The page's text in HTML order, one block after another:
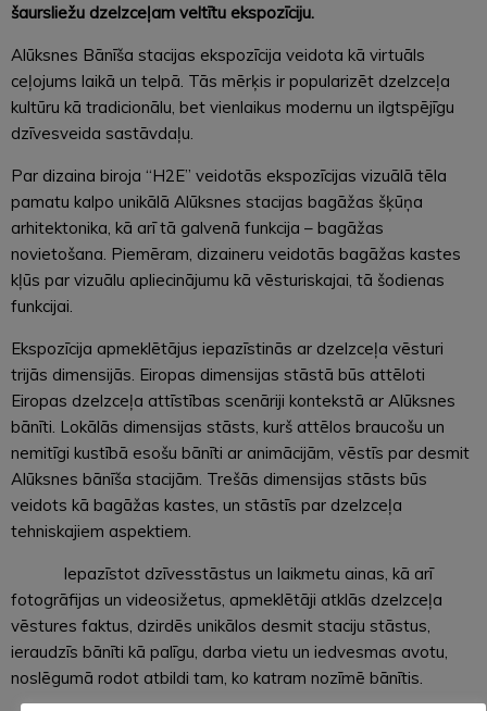
šaursliežu dzelzceļam veltītu ekspozīciju.
Alūksnes Bānīša stacijas ekspozīcija veidota kā virtuāls
ceļojums laikā un telpā. Tās mērķis ir popularizēt dzelzceļa
kultūru kā tradicionālu, bet vienlaikus modernu un ilgtspējīgu
dzīvesveida sastāvdaļu.
Par dizaina biroja “H2E” veidotās ekspozīcijas vizuālā tēla
pamatu kalpo unikālā Alūksnes stacijas bagāžas šķūņa
arhitektonika, kā arī tā galvenā funkcija – bagāžas
novietošana. Piemēram, dizaineru veidotās bagāžas kastes
kļūs par vizuālu apliecinājumu kā vēsturiskajai, tā šodienas
funkcijai.
Ekspozīcija apmeklētājus iepazīstinās ar dzelzceļa vēsturi
trijās dimensijās. Eiropas dimensijas stāstā būs attēloti
Eiropas dzelzceļa attīstības scenāriji kontekstā ar Alūksnes
bānīti. Lokālās dimensijas stāsts, kurš attēlos braucošu un
nemitīgi kustībā esošu bānīti ar animācijām, vēstīs par desmit
Alūksnes bānīša stacijām. Trešās dimensijas stāsts būs
veidots kā bagāžas kastes, un stāstīs par dzelzceļa
tehniskajiem aspektiem.
Iepazīstot dzīvesstāstus un laikmetu ainas, kā arī
fotogrāfijas un videosižetus, apmeklētāji atklās dzelzceļa
vēstures faktus, dzirdēs unikālos desmit staciju stāstus,
ieraudzīs bānīti kā palīgu, darba vietu un iedvesmas avotu,
noslēgumā rodot atbildi tam, ko katram nozīmē bānītis.